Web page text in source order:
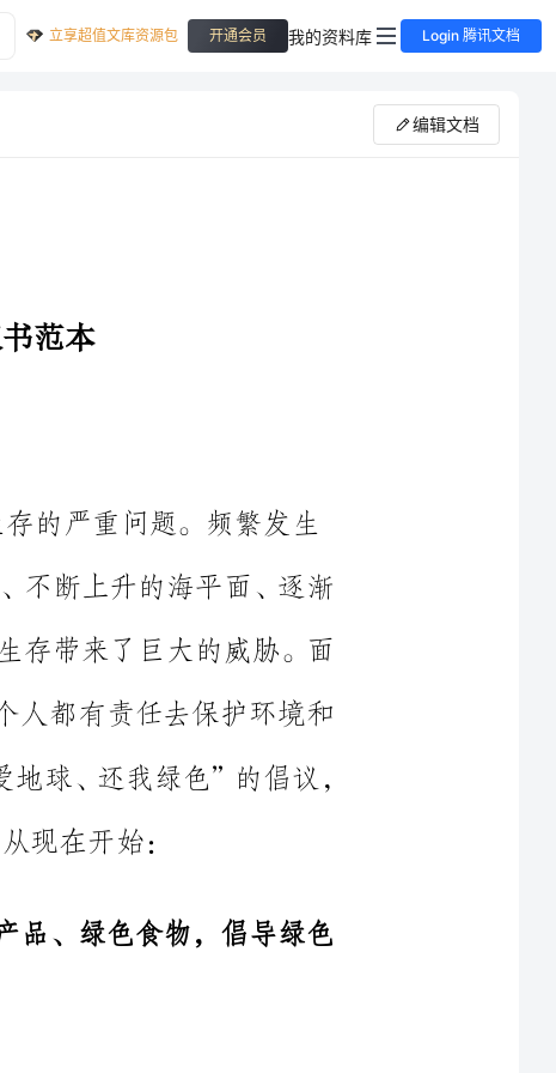
立享超值文库资源包 开通会员 我的资料库 Login 腾讯文档
编辑文档
消逝的冰川、洪水、干旱……已经给人类生存带来了巨大的威胁。面
1、购买简单包装的商品，选购绿色产品、绿色食物，倡导绿色
2、少用一次性制品(木筷、纸杯、纸巾等)，减少垃圾，进行垃